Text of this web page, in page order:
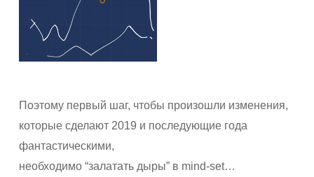
Поэтому первый шаг, чтобы произошли изменения,
которые сделают 2019 и последующие года
фантастическими,
необходимо “залатать дыры” в mind-set…